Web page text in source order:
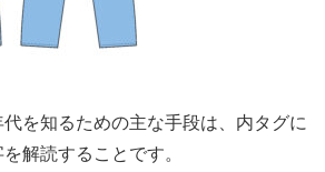
を知るための主な手段は、内タグに
解読することです。